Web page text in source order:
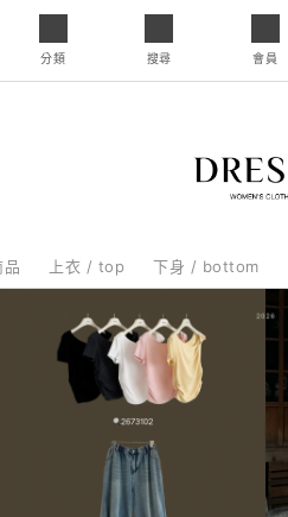
分類 搜尋 會員
品 上衣 / top 下身 / bottom